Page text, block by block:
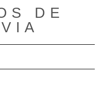
DE
modo de navegación